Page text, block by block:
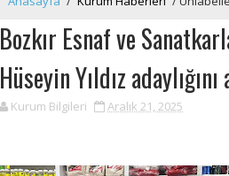
Bozkır Esnaf ve
Hüseyin Yıldız adaylığını
Kurum Bilgileri Aralık 21, 2025